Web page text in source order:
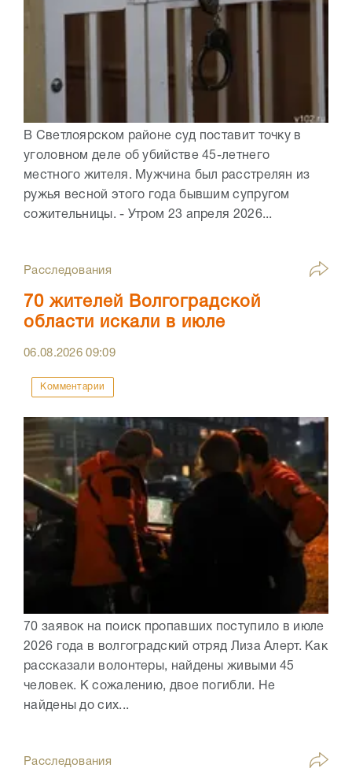
В Светлоярском районе суд поставит точку в
уголовном деле об убийстве 45-летнего
местного жителя. Мужчина был расстрелян из
ружья весной этого года бывшим супругом
сожительницы. - Утром 23 апреля 2026...
Расследования
70 жителей Волгоградской
области искали в июле
06.08.202609:09
Комментарии
70 заявок на поиск пропавших поступило в июле
2026 года в волгоградский отряд Лиза Алерт. Как
рассказали волонтеры, найдены живыми 45
человек. К сожалению, двое погибли. Не
найдены до сих...
Расследования